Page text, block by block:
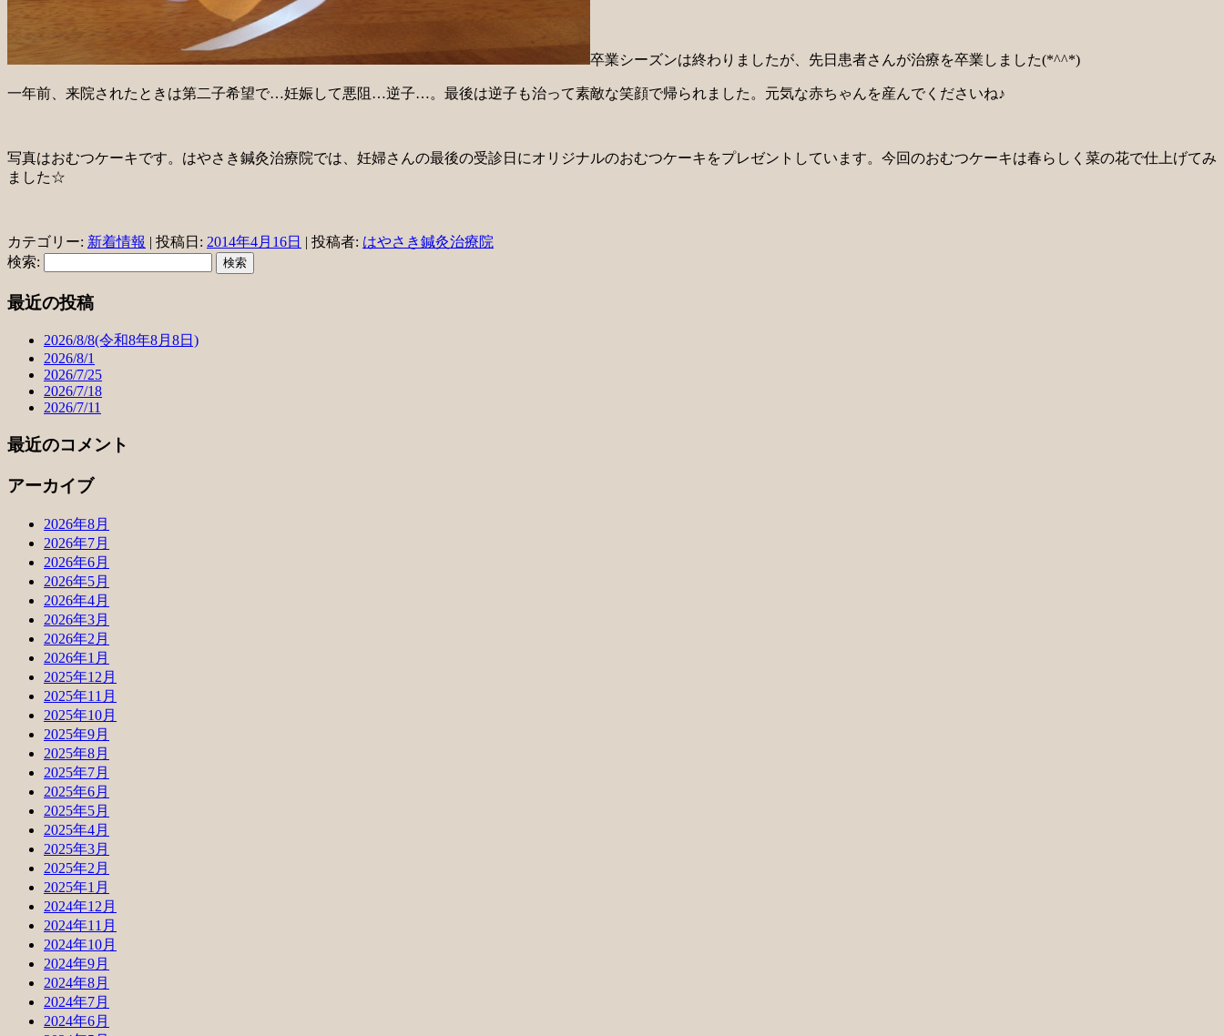
卒業シーズンは終わりましたが、先日患者さんが治療を卒業しました(*^^*)
一年前、来院されたときは第二子希望で…妊娠して悪阻…逆子…。最後は逆子も治って素敵な笑顔で帰られました。元気な赤ちゃんを産んでくださいね♪
写真はおむつケーキです。はやさき鍼灸治療院では、妊婦さんの最後の受診日にオリジナルのおむつケーキをプレゼントしています。今回のおむつケーキは春らしく菜の花で仕上げてみ
ました☆
カテゴリー: 新着情報 | 投稿日: 2014年4月16日 | 投稿者: はやさき鍼灸治療院
検索:
最近の投稿
2026/8/8(令和8年8月8日)
2026/8/1
2026/7/25
2026/7/18
2026/7/11
最近のコメント
アーカイブ
2026年8月
2026年7月
2026年6月
2026年5月
2026年4月
2026年3月
2026年2月
2026年1月
2025年12月
2025年11月
2025年10月
2025年9月
2025年8月
2025年7月
2025年6月
2025年5月
2025年4月
2025年3月
2025年2月
2025年1月
2024年12月
2024年11月
2024年10月
2024年9月
2024年8月
2024年7月
2024年6月